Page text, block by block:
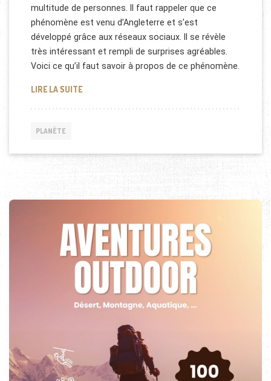
multitude de personnes. Il faut rappeler que ce
phénomène est venu d’Angleterre et s’est
développé grâce aux réseaux sociaux. Il se révèle
très intéressant et rempli de surprises agréables.
Voici ce qu’il faut savoir à propos de ce phénomène.
LIRE LA SUITEQUE SAVOIR À PROPOS DU PHÉNOMÈNE
PLANÈTE